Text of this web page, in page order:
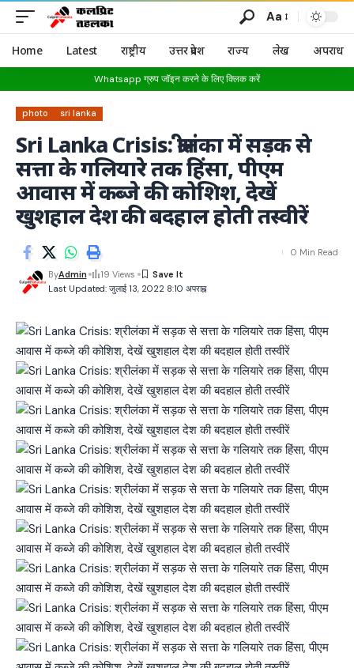
Aa
Home Latest राष्ट्रीय उत्तर प्रदेश राज्य लेख अपराध
Whatsapp ग्रुप जॉइन करने के लिए क्लिक करें
photo sri lanka
Sri Lanka Crisis: श्रीलंका में सड़क से
सत्ता के गलियारे तक हिंसा, पीएम
आवास में कब्जे की कोशिश, देखें
खुशहाल देश की बदहाल होती तस्वीरें
Last Updated: जुलाई 13, 2022 8:10 अपराह्न
ByAdmin 19 Views
0 Min Read